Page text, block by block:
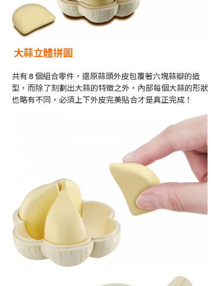
大蒜立體拼圖
共有 8 個組合零件，還原蒜頭外皮包覆著六塊蒜瓣的造
型，而除了刻劃出大蒜的特徵之外，內部每個大蒜的形狀
也略有不同，必須上下外皮完美貼合才是真正完成！